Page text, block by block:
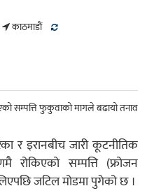
काठमाडाैं
र इरानबीच जारी कूटनीतिक
रोकिएको सम्पत्ति (फ्रोजन
जटिल मोडमा पुगेको छ ।